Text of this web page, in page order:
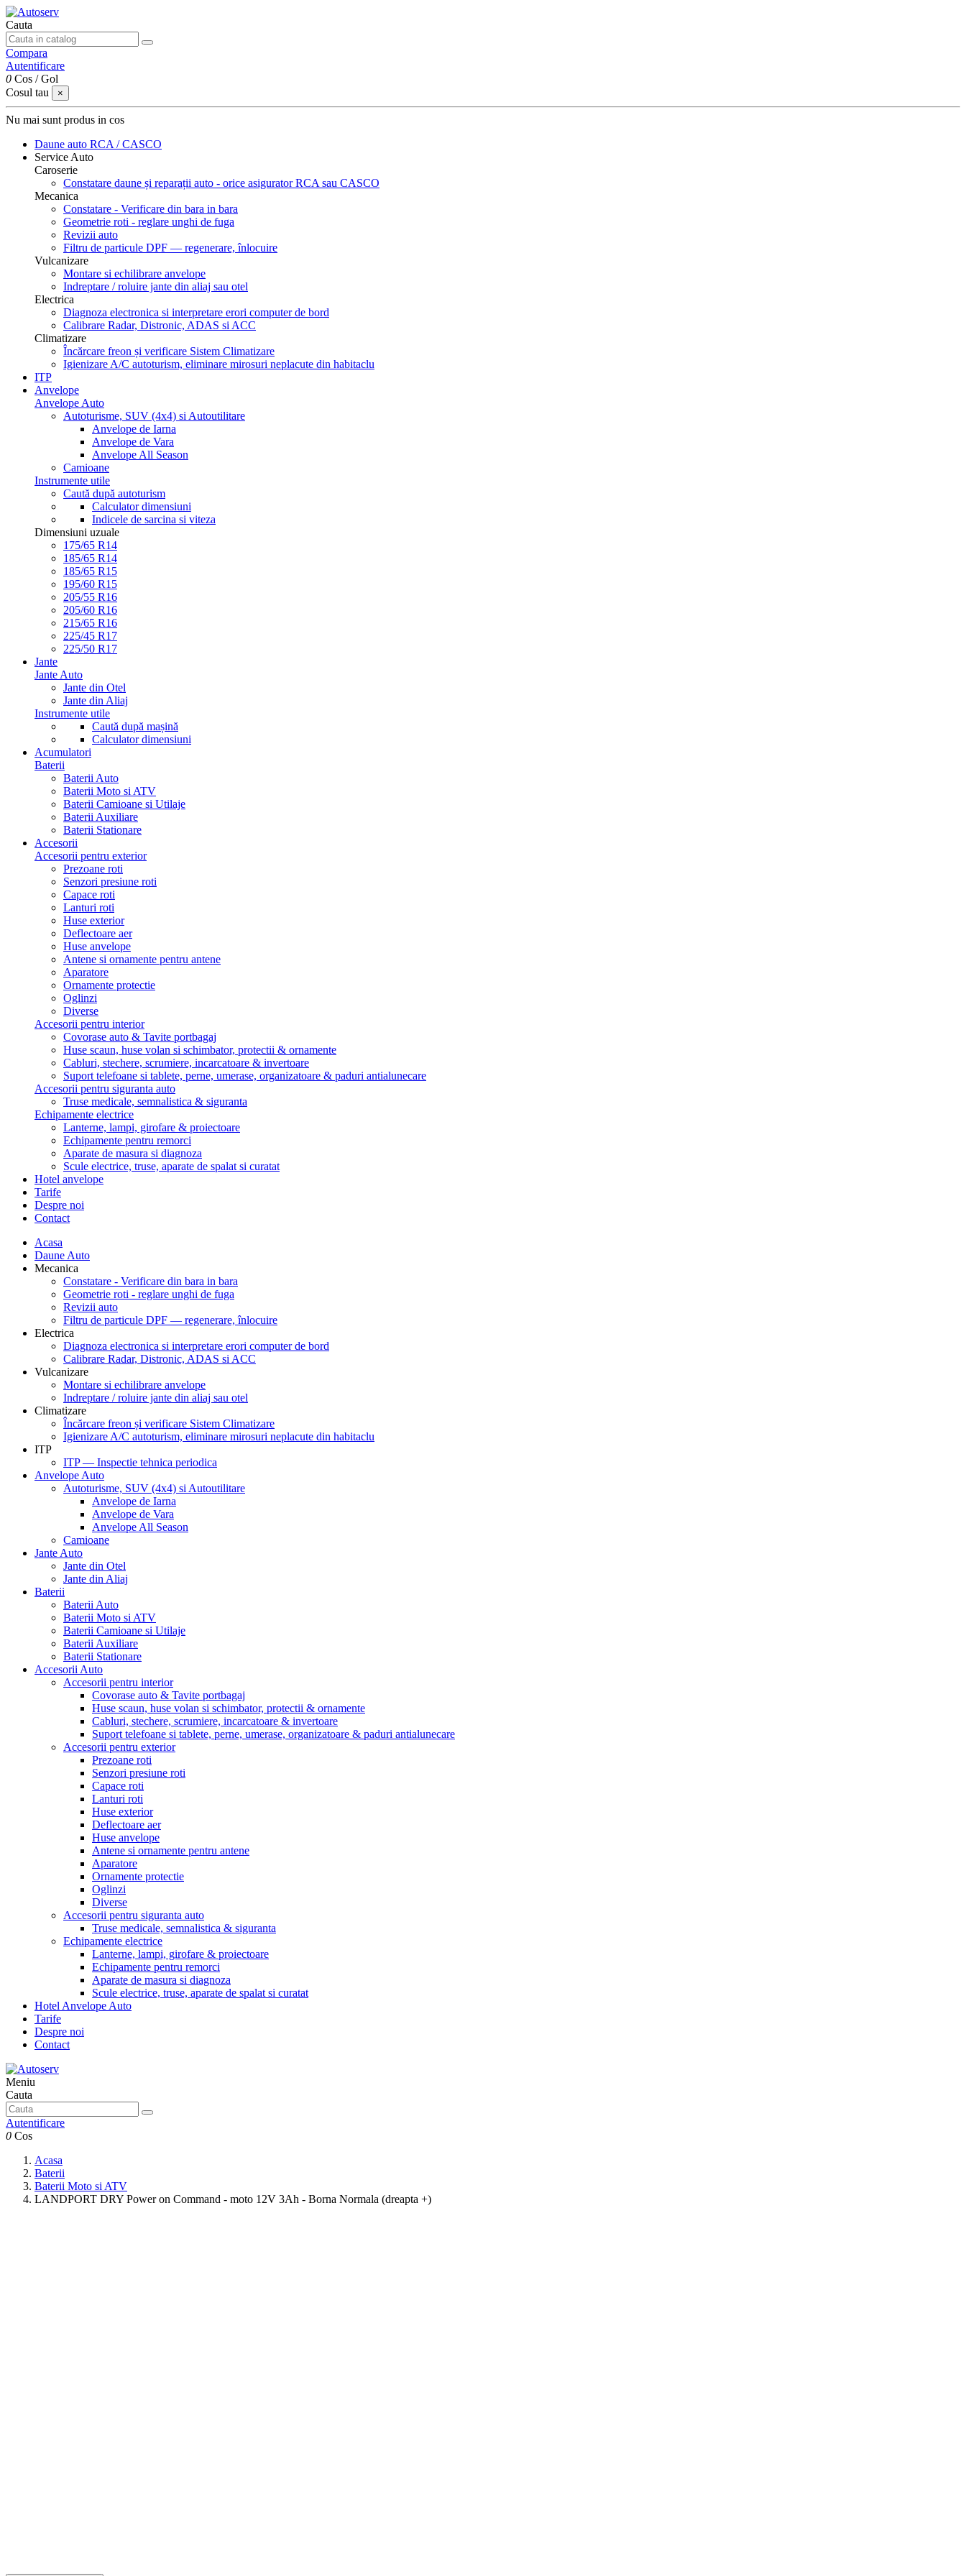
Cauta
Compara
Autentificare
0 Cos /Gol
Cosul tau
×
Nu mai sunt produs in cos
Daune auto RCA / CASCO
Service Auto
Caroserie
Constatare daune și reparații auto - orice asigurator RCA sau CASCO
Mecanica
Constatare - Verificare din bara in bara
Geometrie roti - reglare unghi de fuga
Revizii auto
Filtru de particule DPF — regenerare, înlocuire
Vulcanizare
Montare si echilibrare anvelope
Indreptare / roluire jante din aliaj sau otel
Electrica
Diagnoza electronica si interpretare erori computer de bord
Calibrare Radar, Distronic, ADAS si ACC
Climatizare
Încărcare freon și verificare Sistem Climatizare
Igienizare A/C autoturism, eliminare mirosuri neplacute din habitaclu
ITP
Anvelope
Anvelope Auto
Autoturisme, SUV (4x4) si Autoutilitare
Anvelope de Iarna
Anvelope de Vara
Anvelope All Season
Camioane
Instrumente utile
Caută după autoturism
Calculator dimensiuni
Indicele de sarcina si viteza
Dimensiuni uzuale
175/65 R14
185/65 R14
185/65 R15
195/60 R15
205/55 R16
205/60 R16
215/65 R16
225/45 R17
225/50 R17
Jante
Jante Auto
Jante din Otel
Jante din Aliaj
Instrumente utile
Caută după mașină
Calculator dimensiuni
Acumulatori
Baterii
Baterii Auto
Baterii Moto si ATV
Baterii Camioane si Utilaje
Baterii Auxiliare
Baterii Stationare
Accesorii
Accesorii pentru exterior
Prezoane roti
Senzori presiune roti
Capace roti
Lanturi roti
Huse exterior
Deflectoare aer
Huse anvelope
Antene si ornamente pentru antene
Aparatore
Ornamente protectie
Oglinzi
Diverse
Accesorii pentru interior
Covorase auto & Tavite portbagaj
Huse scaun, huse volan si schimbator, protectii & ornamente
Cabluri, stechere, scrumiere, incarcatoare & invertoare
Suport telefoane si tablete, perne, umerase, organizatoare & paduri antialunecare
Accesorii pentru siguranta auto
Truse medicale, semnalistica & siguranta
Echipamente electrice
Lanterne, lampi, girofare & proiectoare
Echipamente pentru remorci
Aparate de masura si diagnoza
Scule electrice, truse, aparate de spalat si curatat
Hotel anvelope
Tarife
Despre noi
Contact
Acasa
Daune Auto
Mecanica
Constatare - Verificare din bara in bara
Geometrie roti - reglare unghi de fuga
Revizii auto
Filtru de particule DPF — regenerare, înlocuire
Electrica
Diagnoza electronica si interpretare erori computer de bord
Calibrare Radar, Distronic, ADAS si ACC
Vulcanizare
Montare si echilibrare anvelope
Indreptare / roluire jante din aliaj sau otel
Climatizare
Încărcare freon și verificare Sistem Climatizare
Igienizare A/C autoturism, eliminare mirosuri neplacute din habitaclu
ITP
ITP — Inspectie tehnica periodica
Anvelope Auto
Autoturisme, SUV (4x4) si Autoutilitare
Anvelope de Iarna
Anvelope de Vara
Anvelope All Season
Camioane
Jante Auto
Jante din Otel
Jante din Aliaj
Baterii
Baterii Auto
Baterii Moto si ATV
Baterii Camioane si Utilaje
Baterii Auxiliare
Baterii Stationare
Accesorii Auto
Accesorii pentru interior
Covorase auto & Tavite portbagaj
Huse scaun, huse volan si schimbator, protectii & ornamente
Cabluri, stechere, scrumiere, incarcatoare & invertoare
Suport telefoane si tablete, perne, umerase, organizatoare & paduri antialunecare
Accesorii pentru exterior
Prezoane roti
Senzori presiune roti
Capace roti
Lanturi roti
Huse exterior
Deflectoare aer
Huse anvelope
Antene si ornamente pentru antene
Aparatore
Ornamente protectie
Oglinzi
Diverse
Accesorii pentru siguranta auto
Truse medicale, semnalistica & siguranta
Echipamente electrice
Lanterne, lampi, girofare & proiectoare
Echipamente pentru remorci
Aparate de masura si diagnoza
Scule electrice, truse, aparate de spalat si curatat
Hotel Anvelope Auto
Tarife
Despre noi
Contact
Meniu
Cauta
Autentificare
0 Cos
Acasa
Baterii
Baterii Moto si ATV
LANDPORT DRY Power on Command - moto 12V 3Ah - Borna Normala (dreapta +)